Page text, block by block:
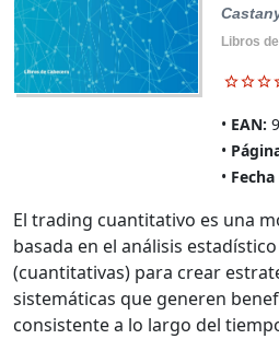
Libros
EAN:
El trading cuantitativo es una
basada en el análisis
(cuantitativas) para crear
sistemáticas que generen
consistente a lo largo del